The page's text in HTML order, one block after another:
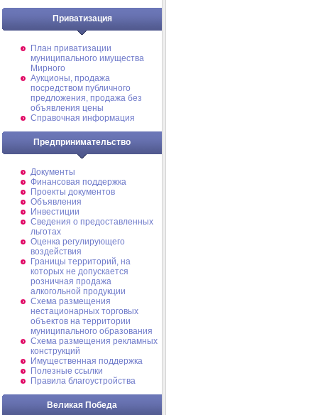
Приватизация
План приватизации
муниципального имущества
Мирного
Аукционы, продажа
посредством публичного
предложения, продажа без
объявления цены
Справочная информация
Предпринимательство
Документы
Финансовая поддержка
Проекты документов
Объявления
Инвестиции
Сведения о предоставленных
льготах
Оценка регулирующего
воздействия
Границы территорий, на
которых не допускается
розничная продажа
алкогольной продукции
Схема размещения
нестационарных торговых
объектов на территории
муниципального образования
Схема размещения рекламных
конструкций
Имущественная поддержка
Полезные ссылки
Правила благоустройства
Великая Победа